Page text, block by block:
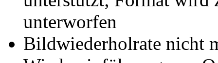
unterworfen
Bildwiederholrate nicht